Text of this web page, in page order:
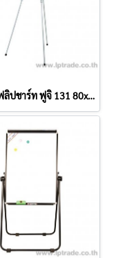
กระดานฟลิปชาร์ท ฟูจิ 131 80x55 ซม.